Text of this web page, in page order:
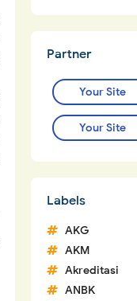
Partner
Your Site
Your Site
Labels
AKG
AKM
Akreditasi
ANBK